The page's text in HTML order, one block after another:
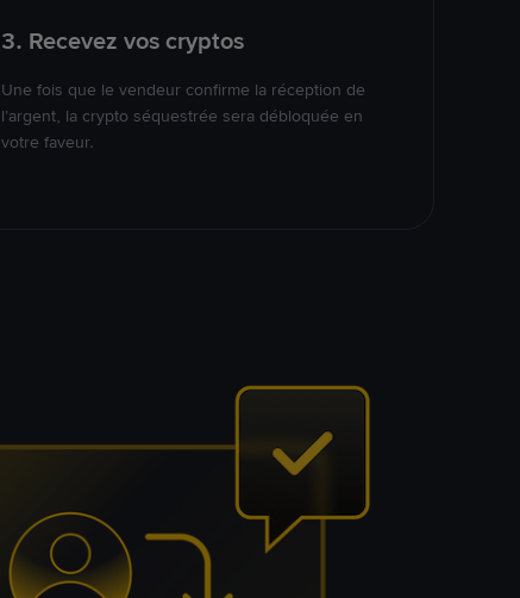
3. Recevez vos cryptos
Une fois que le vendeur confirme la réception de
l’argent, la crypto séquestrée sera débloquée en
votre faveur.